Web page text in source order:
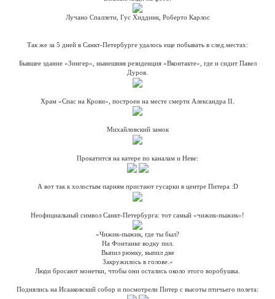
Лучано Спаллети, Гус Хиддинк, Роберто Карлос
Так же за 5 дней в Санкт-Петербурге удалось еще побывать в след.местах:
Бывшее здание «Зингер», нынешняя резиденция «Вконтакте», где и сидит Павел
Дуров.
Храм «Спас на Крови», построен на месте смерти Александра II.
Михайловский замок
Прокатится на катере по каналам и Неве:
А вот так к холостым парням пристают гусарки в центре Питера :D
Неофициальный символ Санкт-Петербурга: тот самый «чижик-пыжик»!
«Чижик-пыжик, где ты был?
На Фонтанке водку пил.
Выпил рюмку, выпил две
Закружилось в голове.»
Люди бросают монетки, чтобы они остались около этого воробушка.
Поднялись на Исааковский собор и посмотрели Питер с высоты птичьего полета: